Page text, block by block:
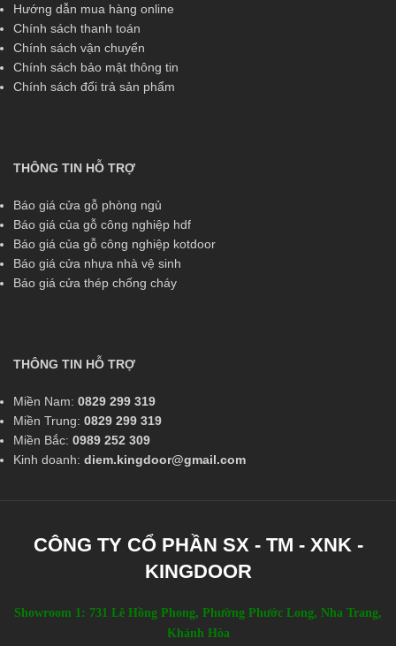
Hướng dẫn mua hàng online
Chính sách thanh toán
Chính sách vận chuyển
Chính sách bảo mật thông tin
Chính sách đổi trả sản phẩm
THÔNG TIN HỖ TRỢ
Báo giá cửa gỗ phòng ngủ
Báo giá của gỗ công nghiệp hdf
Báo giá của gỗ công nghiệp kotdoor
Báo giá cửa nhựa nhà vệ sinh
Báo giá cửa thép chống cháy
THÔNG TIN HỖ TRỢ
Miền Nam: 0829 299 319
Miền Trung: 0829 299 319
Miền Bắc: 0989 252 309
Kinh doanh: diem.kingdoor@gmail.com
CÔNG TY CỔ PHẦN SX - TM - XNK -
KINGDOOR
Showroom 1: 731 Lê Hồng Phong, Phường Phước Long, Nha Trang,
Khánh Hòa